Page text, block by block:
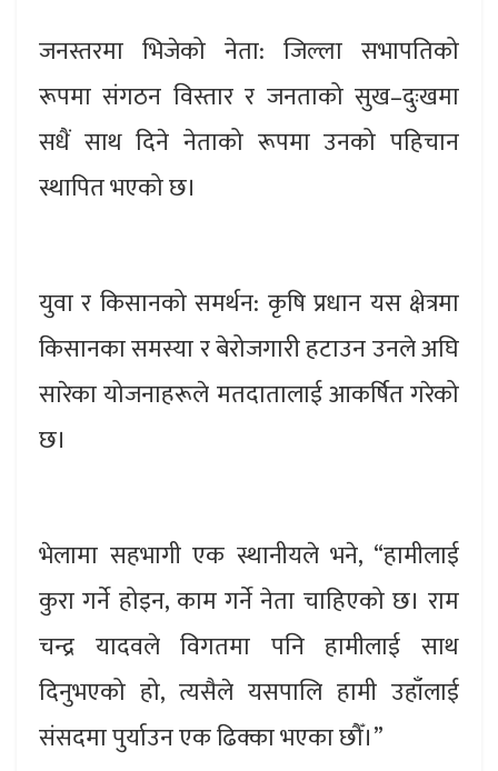
जनस्तरमा भिजेको नेता: जिल्ला सभापतिको
रूपमा संगठन विस्तार र जनताको सुख–दुःखमा
सधैं साथ दिने नेताको रूपमा उनको पहिचान
स्थापित भएको छ।
युवा र किसानको समर्थन: कृषि प्रधान यस क्षेत्रमा
किसानका समस्या र बेरोजगारी हटाउन उनले अघि
सारेका योजनाहरूले मतदातालाई आकर्षित गरेको
छ।
भेलामा सहभागी एक स्थानीयले भने, “हामीलाई
कुरा गर्ने होइन, काम गर्ने नेता चाहिएको छ। राम
चन्द्र यादवले विगतमा पनि हामीलाई साथ
दिनुभएको हो, त्यसैले यसपालि हामी उहाँलाई
संसदमा पुर्याउन एक ढिक्का भएका छौँ।”